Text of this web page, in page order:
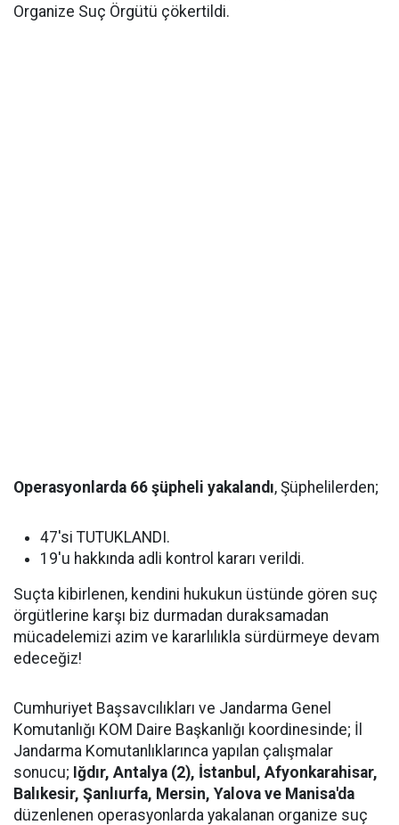
Organize Suç Örgütü çökertildi.
Operasyonlarda 66 şüpheli yakalandı, Şüphelilerden;
47'si TUTUKLANDI.
19'u hakkında adli kontrol kararı verildi.
Suçta kibirlenen, kendini hukukun üstünde gören suç
örgütlerine karşı biz durmadan duraksamadan
mücadelemizi azim ve kararlılıkla sürdürmeye devam
edeceğiz!
Cumhuriyet Başsavcılıkları ve Jandarma Genel
Komutanlığı KOM Daire Başkanlığı koordinesinde; İl
Jandarma Komutanlıklarınca yapılan çalışmalar
sonucu; Iğdır, Antalya (2), İstanbul, Afyonkarahisar,
Balıkesir, Şanlıurfa, Mersin, Yalova ve Manisa'da
düzenlenen operasyonlarda yakalanan organize suç